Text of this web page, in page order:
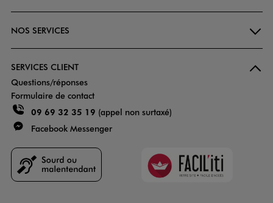
NOS SERVICES
SERVICES CLIENT
Questions/réponses
Formulaire de contact
09 69 32 35 19 (appel non surtaxé)
Facebook Messenger
Faciliti